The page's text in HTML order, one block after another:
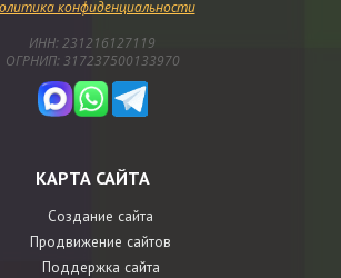
конфиденциальности
ИНН: 231216127119
ОГРНИП: 317237500133970
КАРТА САЙТА
Создание сайта
Продвижение сайтов
Поддержка сайта